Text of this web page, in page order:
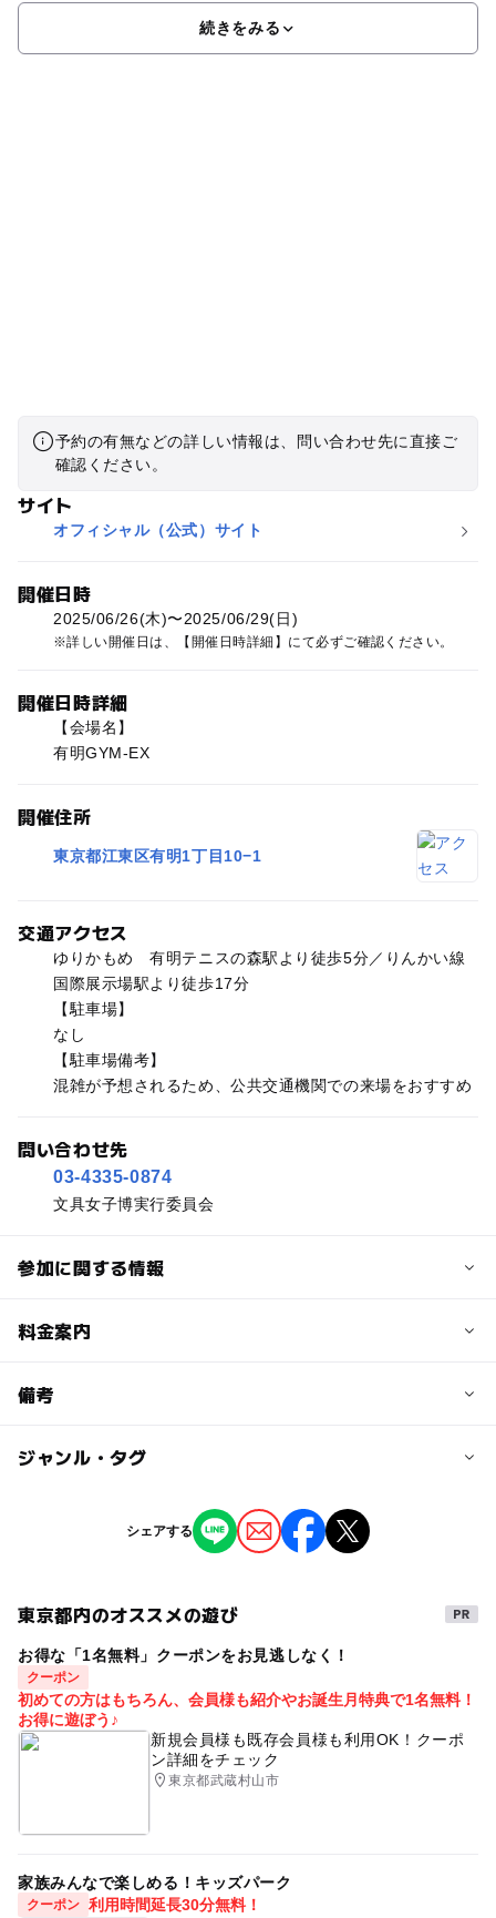
続きをみる
予約の有無などの詳しい情報は、問い合わせ先に直接ご
確認ください。
サイト
オフィシャル（公式）サイト
開催日時
2025/06/26(木)〜2025/06/29(日)
詳しい開催日は、【開催日時詳細】にて必ずご確認ください。
開催日時詳細
【会場名】
有明GYM-EX
開催住所
東京都江東区有明1丁目10−1
交通アクセス
ゆりかもめ 有明テニスの森駅より徒歩5分／りんかい線
国際展示場駅より徒歩17分
【駐車場】
なし
【駐車場備考】
混雑が予想されるため、公共交通機関での来場をおすすめ
問い合わせ先
03-4335-0874
文具女子博実行委員会
参加に関する情報
予約/応募
料金案内
料金について
備考
※掲載の情報は天候や主催者側の都合などにより変更にな
情報提供：イベントバンク
ジャンル・タグ
シェアする
東京都内のオススメの遊び
お得な「1名無料」クーポンをお見逃しなく！
クーポン
初めての方はもちろん、会員様も紹介やお誕生月特典で1名無料！
お得に遊ぼう♪
新規会員様も既存会員様も利用OK！クーポ
ン詳細をチェック
東京都武蔵村山市
家族みんなで楽しめる！キッズパーク
クーポン 利用時間延長30分無料！